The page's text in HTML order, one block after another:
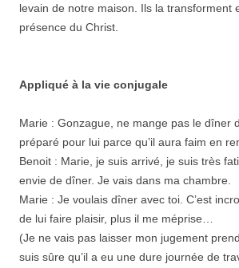
levain de notre maison. Ils la transforment
présence du Christ.
Appliqué à la vie conjugale
Marie : Gonzague, ne mange pas le dîner
préparé pour lui parce qu’il aura faim en
Benoit : Marie, je suis arrivé, je suis très
envie de dîner. Je vais dans ma chambre.
Marie : Je voulais dîner avec toi. C’est
de lui faire plaisir, plus il me méprise…
(Je ne vais pas laisser mon jugement
suis sûre qu’il a eu une dure journée de